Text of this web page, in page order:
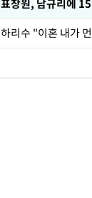
하리수 "이혼 내가